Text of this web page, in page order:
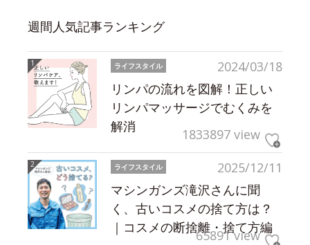
週間人気記事ランキング
2024/03/18
ライフスタイル
リンパの流れを図解！正しい
リンパマッサージでむくみを
解消
1833897 view
2025/12/11
ライフスタイル
マシンガンズ滝沢さんに聞
く、古いコスメの捨て方は？
｜コスメの断捨離・捨て方編
65891 view